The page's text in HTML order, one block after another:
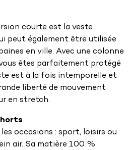
courte est la veste
peut également être utilisée
en ville. Avec une colonne
êtes parfaitement protégé
est à la fois intemporelle et
liberté de mouvement
en stretch.
occasions : sport, loisirs ou
air. Sa matière 100 %